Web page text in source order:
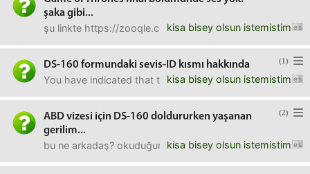
şaka gibi...
kisa bisey olsun istemistim
şu linkte https://zooqle.com/tv/game-of-thrones-12v/
(1)
DS-160 formundaki sevis-ID kısmı hakkında
kisa bisey olsun istemistim
You have indicated that the purpose of your trip to the
(2)
ABD vizesi için DS-160 doldururken yaşanan
gerilim...
kisa bisey olsun istemistim
bu ne arkadaş? okuduğumuz bütün okulları mı